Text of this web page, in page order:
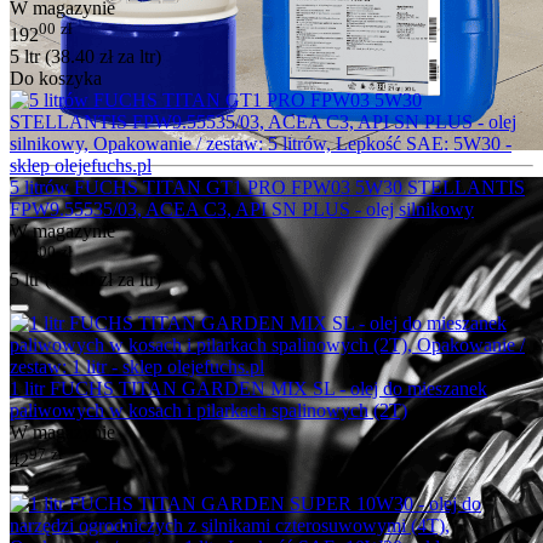
W magazynie
19200 zł
5 ltr (38.40 złza ltr)
Do koszyka
5 litrów FUCHS TITAN GT1 PRO FPW03 5W30 STELLANTIS
FPW9.55535/03, ACEA C3, API SN PLUS - olej silnikowy
W magazynie
22700 zł
5 ltr ( 45.40 złza ltr)
1 litr FUCHS TITAN GARDEN MIX SL - olej do mieszanek
paliwowych w kosach i pilarkach spalinowych (2T)
W magazynie
4297 zł